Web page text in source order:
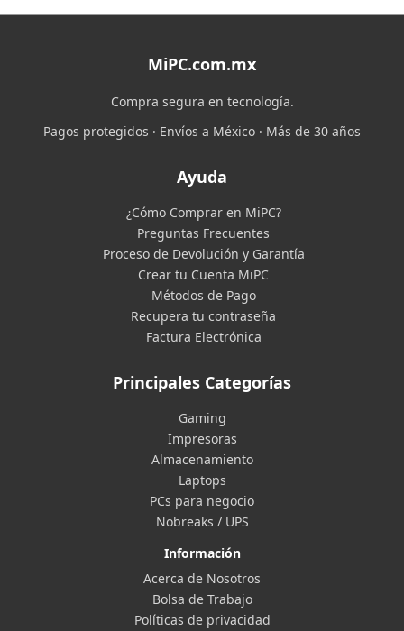
MiPC.com.mx
Compra segura en tecnología.
Pagos protegidos · Envíos a México · Más de 30 años
Ayuda
¿Cómo Comprar en MiPC?
Preguntas Frecuentes
Proceso de Devolución y Garantía
Crear tu Cuenta MiPC
Métodos de Pago
Recupera tu contraseña
Factura Electrónica
Principales Categorías
Gaming
Impresoras
Almacenamiento
Laptops
PCs para negocio
Nobreaks / UPS
Información
Acerca de Nosotros
Bolsa de Trabajo
Políticas de privacidad